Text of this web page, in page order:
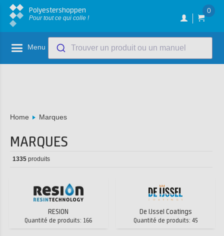
Polyestershoppen
Pour tout ce qui colle !
0
Menu Trouver un produit ou un manuel
Home Marques
MARQUES
1335produits
RESION
Quantité de produits: 166
De IJssel Coatings
Quantité de produits: 45